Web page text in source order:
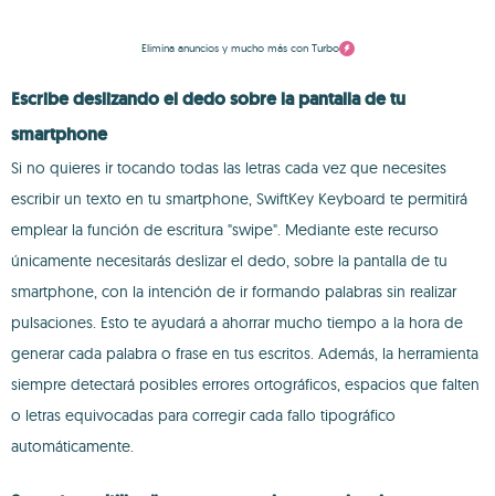
Elimina anuncios y mucho más con Turbo
Escribe deslizando el dedo sobre la pantalla de tu
smartphone
Si no quieres ir tocando todas las letras cada vez que necesites
escribir un texto en tu smartphone, SwiftKey Keyboard te permitirá
emplear la función de escritura "swipe". Mediante este recurso
únicamente necesitarás deslizar el dedo, sobre la pantalla de tu
smartphone, con la intención de ir formando palabras sin realizar
pulsaciones. Esto te ayudará a ahorrar mucho tiempo a la hora de
generar cada palabra o frase en tus escritos. Además, la herramienta
siempre detectará posibles errores ortográficos, espacios que falten
o letras equivocadas para corregir cada fallo tipográfico
automáticamente.